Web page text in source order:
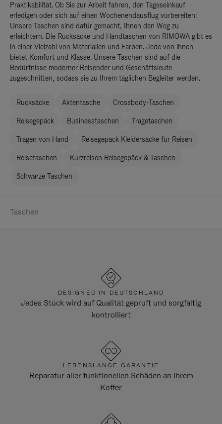
Praktikabilität. Ob Sie zur Arbeit fahren, den Tageseinkauf
erledigen oder sich auf einen Wochenendausflug vorbereiten:
Unsere Taschen sind dafür gemacht, Ihnen den Weg zu
erleichtern. Die Rucksäcke und Handtaschen von RIMOWA gibt es
in einer Vielzahl von Materialien und Farben. Jede von ihnen
bietet Komfort und Klasse. Unsere Taschen sind auf die
Bedürfnisse moderner Reisender und Geschäftsleute
zugeschnitten, sodass sie zu Ihrem täglichen Begleiter werden.
Rucksäcke Aktentasche Crossbody-Taschen
Reisegepäck Businesstaschen Tragetaschen
Tragen von Hand Reisegepäck Kleidersäcke für Reisen
Reisetaschen Kurzreisen Reisegepäck & Taschen
Schwarze Taschen
Taschen
DESIGNED IN DEUTSCHLAND
Jedes Stück wird auf Qualität geprüft und sorgfältig
kontrolliert
LEBENSLANGE GARANTIE
Reparatur aller funktionellen Schäden an Ihrem
Koffer